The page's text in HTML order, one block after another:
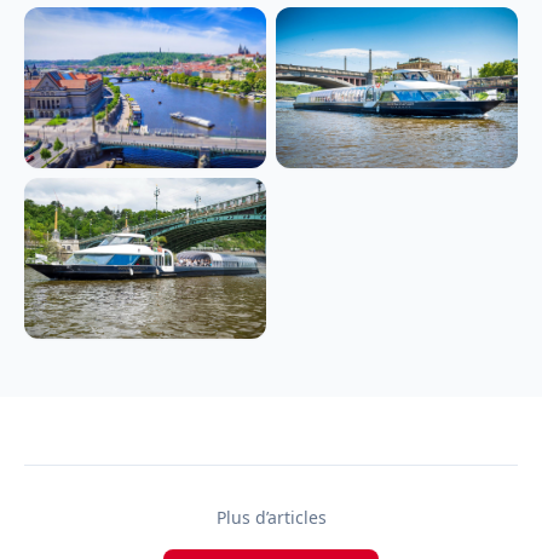
Plus d’articles